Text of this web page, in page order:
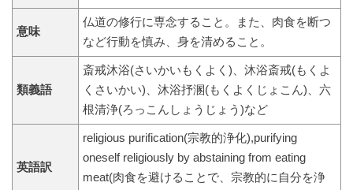
意味
仏道の修行に専念すること。また、肉食を断つ
など行動を慎み、身を清めること。
類義語
斎戒沐浴(さいかいもくよく)、沐浴斎戒(もくよ
くさいかい)、沐浴抒溷(もくよくじょこん)、六
根清浄(ろっこんしょうじょう)など
英語訳
religious purification(宗教的浄化),purifying
oneself religiously by abstaining from eating
meat(肉食を避けることで、宗教的に自分を浄